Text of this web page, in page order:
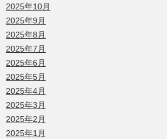
2025年10月
2025年9月
2025年8月
2025年7月
2025年6月
2025年5月
2025年4月
2025年3月
2025年2月
2025年1月